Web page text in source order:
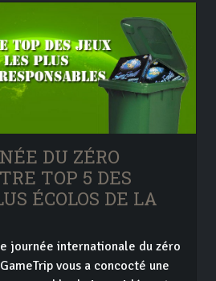
DU ZÉRO
TOP 5 DES
ÉCOLOS DE LA
journée internationale du zéro
vous a concocté une